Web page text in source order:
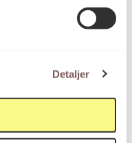
Detaljer